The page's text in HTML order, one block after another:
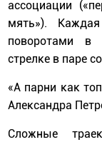
ассоциации
мять»).
поворотами в
стрелке в паре
«А парни как
Александра
Сложные